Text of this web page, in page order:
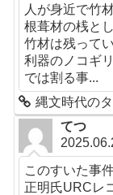
人が身近で竹
根葺材の桟と
竹材は残って
利器のノコギ
では割る事...
縄文時代の
てつ
このすいた事
正明氏URCレ